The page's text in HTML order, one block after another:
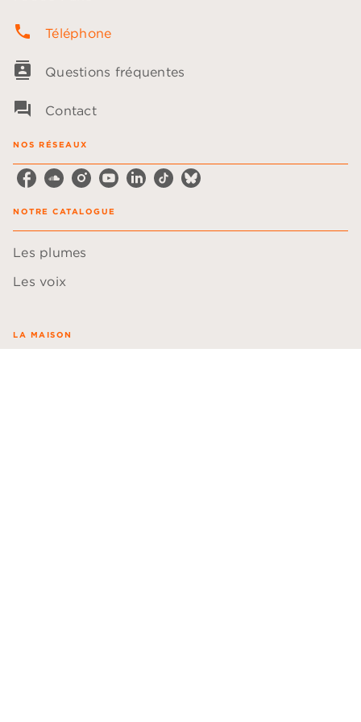
phone Téléphone
contacts Questions fréquentes
question_answer Contact
NOS RÉSEAUX
NOTRE CATALOGUE
Les plumes
Les voix
LA MAISON